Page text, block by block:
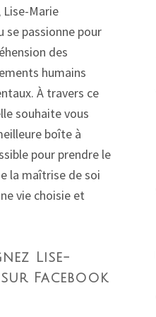
Lise-Marie
se passionne pour
des
humains
À travers ce
souhaite vous
boîte à
pour prendre le
la maîtrise de soi
vie choisie et
Lise-
Facebook